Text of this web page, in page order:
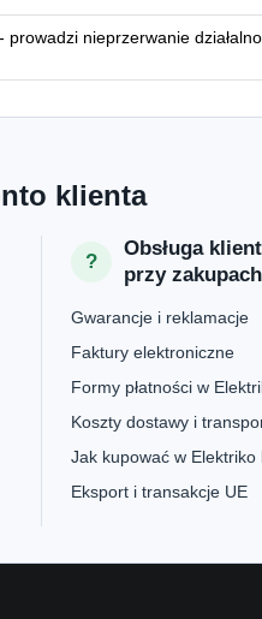
prowadzi nieprzerwanie
klienta
Obsługa
przy zakupach
Gwarancje i reklamacje
Faktury elektroniczne
Formy płatności w
Koszty dostawy i
Jak kupować w Elektriko
Eksport i transakcje UE